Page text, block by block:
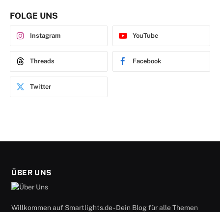
FOLGE UNS
Instagram YouTube
Threads Facebook
Twitter
ÜBER UNS
Willkommen auf Smartlights.de - Dein Blog für alle Themen